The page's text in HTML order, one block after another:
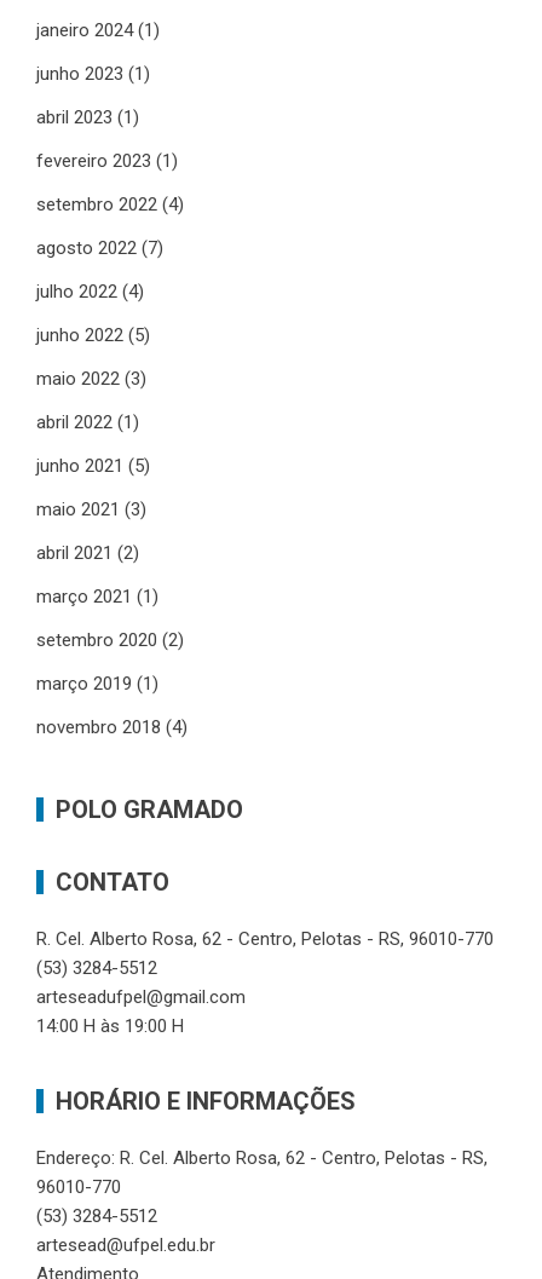
janeiro 2024(1)
junho 2023 (1)
abril 2023 (1)
fevereiro 2023 (1)
setembro 2022 (4)
agosto 2022 (7)
julho 2022 (4)
junho 2022 (5)
maio 2022 (3)
abril 2022 (1)
junho 2021 (5)
maio 2021 (3)
abril 2021 (2)
março 2021 (1)
setembro 2020 (2)
março 2019 (1)
novembro 2018 (4)
POLO GRAMADO
CONTATO
R. Cel. Alberto Rosa, 62 - Centro, Pelotas - RS, 96010-770
(53) 3284-5512
arteseadufpel@gmail.com
14:00 H às 19:00 H
HORÁRIO E INFORMAÇÕES
Endereço: R. Cel. Alberto Rosa, 62 - Centro, Pelotas - RS,
96010-770
(53) 3284-5512
artesead@ufpel.edu.br
Atendimento